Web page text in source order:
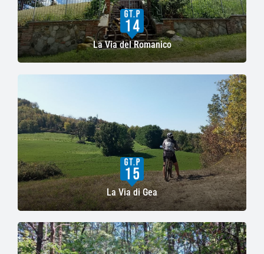
La Via del Romanico
La Via di Gea